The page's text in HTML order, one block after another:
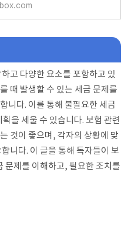
고 다양한 요소를 포함하고 있
때 발생할 수 있는 세금 문제를
니다. 이를 통해 불필요한 세금
을 세울 수 있습니다. 보험 관련
것이 좋으며, 각자의 상황에 맞
니다. 이 글을 통해 독자들이 보
문제를 이해하고, 필요한 조치를